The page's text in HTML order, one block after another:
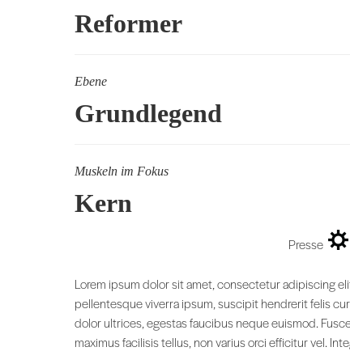
Reformer
Ebene
Grundlegend
Muskeln im Fokus
Kern
Presse
Lorem ipsum dolor sit amet, consectetur adipiscing
pellentesque viverra ipsum, suscipit hendrerit felis
dolor ultrices, egestas faucibus neque euismod.
maximus facilisis tellus, non varius orci efficitur vel.